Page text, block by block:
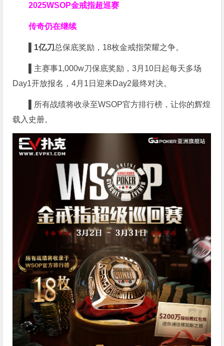
2025WSOP金戒指超巡赛
传奇仍在继续
1亿刀 总保底奖励，18枚金戒指荣耀之争。
主赛事1,000w刀保底奖励，3月10日起每天多场
Day1开放报名，4月1日迎来Day2最终对决。
所有战绩将收录至WSOP官方排行榜，让你的辉煌
载入史册。